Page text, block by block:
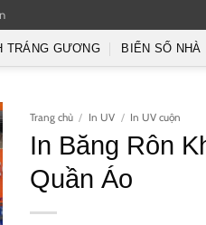
TRÁNG GƯƠNG BIỂN SỐ NHÀ
Trang chủ / In UV / In UV cuộn
In Băng Rôn
Quần Áo